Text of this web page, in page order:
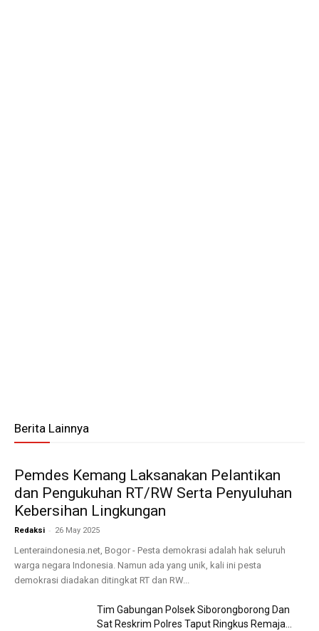
Berita Lainnya
Pemdes Kemang Laksanakan Pelantikan
dan Pengukuhan RT/RW Serta Penyuluhan
Kebersihan Lingkungan
Redaksi - 26 May 2025
Lenteraindonesia.net, Bogor - Pesta demokrasi adalah hak seluruh
warga negara Indonesia. Namun ada yang unik, kali ini pesta
demokrasi diadakan ditingkat RT dan RW...
Tim Gabungan Polsek Siborongborong Dan
Sat Reskrim Polres Taput Ringkus Remaja...